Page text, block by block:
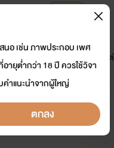
ร์ตูน
มาใหม่
ดรีมแชท ธัญลิสต์
นอ เช่น ภาพประกอบ เพศ
ายุต่ำกว่า 18 ปี ควรใช้วิจา
ำแนะนำจากผู้ใหญ่
ตกลง